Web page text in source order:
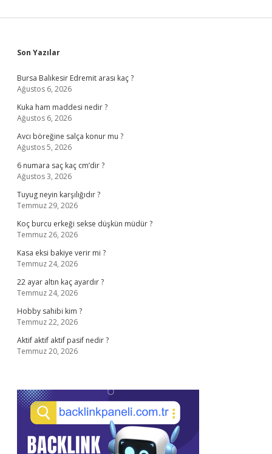
Sidebar
Son Yazılar
Bursa Balıkesir Edremit arası kaç ?
Ağustos 6, 2026
Kuka ham maddesi nedir ?
Ağustos 6, 2026
Avcı böreğine salça konur mu ?
Ağustos 5, 2026
6 numara saç kaç cm’dir ?
Ağustos 3, 2026
Tuyug neyin karşılığıdır ?
Temmuz 29, 2026
Koç burcu erkeği sekse düşkün müdür ?
Temmuz 26, 2026
Kasa eksi bakiye verir mi ?
Temmuz 24, 2026
22 ayar altın kaç ayardır ?
Temmuz 24, 2026
Hobby sahibi kim ?
Temmuz 22, 2026
Aktif aktif aktif pasif nedir ?
Temmuz 20, 2026